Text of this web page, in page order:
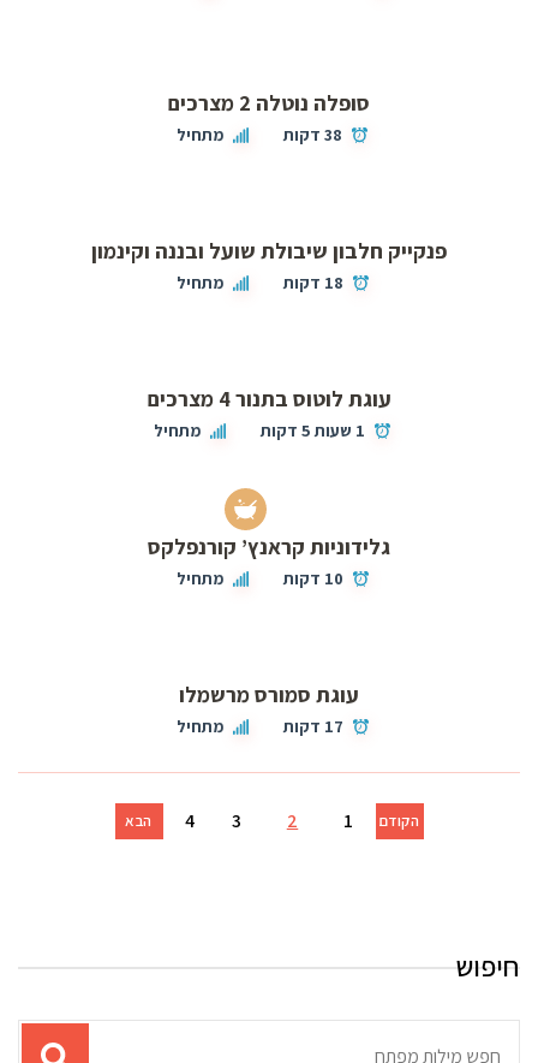
סופלה נוטלה 2 מצרכים
38 דקות מתחיל
פנקייק חלבון שיבולת שועל ובננה וקינמון
18 דקות מתחיל
עוגת לוטוס בתנור 4 מצרכים
1 שעות 5 דקות מתחיל
גלידוניות קראנץ’ קורנפלקס
10 דקות מתחיל
עוגת סמורס מרשמלו
17 דקות מתחיל
הקודם 1
2
3
4 הבא
חיפוש